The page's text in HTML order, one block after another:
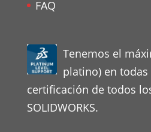
FAQ
Tenemos el
platino) en todas
certificación de todos
SOLIDWORKS.